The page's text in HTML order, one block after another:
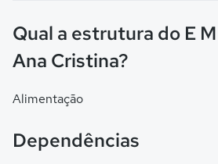
Qual a estrutura do E
Ana Cristina?
Alimentação
Dependências